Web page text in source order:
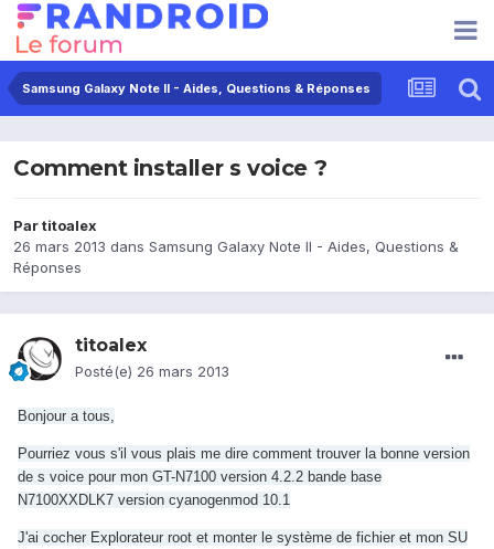
Samsung Galaxy Note II - Aides, Questions & Réponses
Comment installer s voice ?
Partitoalex
26 mars 2013 dans Samsung Galaxy Note II - Aides, Questions &
Réponses
titoalex
Posté(e) 26 mars 2013
Bonjour a tous,
Pourriez vous s'il vous plais me dire comment trouver la bonne version
de s voice pour mon GT-N7100 version 4.2.2 bande base
N7100XXDLK7 version cyanogenmod 10.1
J'ai cocher Explorateur root et monter le système de fichier et mon SU